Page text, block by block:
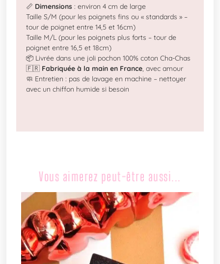
📏 Dimensions : environ 4 cm de large
Taille S/M (pour les poignets fins ou « standards » –
tour de poignet entre 14,5 et 16cm)
Taille M/L (pour les poignets plus forts – tour de
poignet entre 16,5 et 18cm)
📦 Livrée dans une joli pochon 100% coton Cha-Chas
🇫🇷 Fabriquée à la main en France, avec amour
🧼 Entretien : pas de lavage en machine – nettoyer
avec un chiffon humide si besoin
Vous aimerez peut-être aussi...